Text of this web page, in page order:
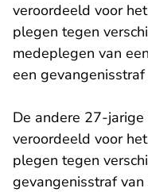
veroordeeld voor
plegen tegen
medeplegen van
een
De andere 27-
veroordeeld voor
plegen tegen
gevangenisstraf